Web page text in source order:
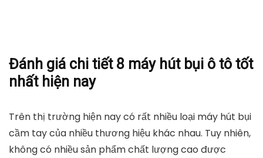
Đánh giá chi tiết 8 máy hút bụi ô tô tốt
nhất hiện nay
Trên thị trường hiện nay có rất nhiều loại máy hút bụi
cầm tay của nhiều thương hiệu khác nhau. Tuy nhiên,
không có nhiều sản phẩm chất lượng cao được